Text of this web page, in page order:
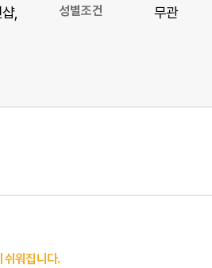
성별조건 무관
쉬워집니다.